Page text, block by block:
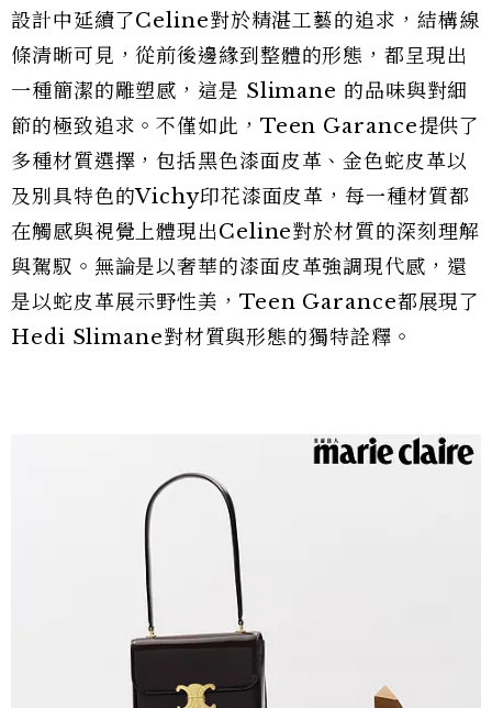
設計中延續了Celine對於精湛工藝的追求，結構線
條清晰可見，從前後邊緣到整體的形態，都呈現出
一種簡潔的雕塑感，這是 Slimane 的品味與對細
節的極致追求。不僅如此，Teen Garance提供了
多種材質選擇，包括黑色漆面皮革、金色蛇皮革以
及別具特色的Vichy印花漆面皮革，每一種材質都
在觸感與視覺上體現出Celine對於材質的深刻理解
與駕馭。無論是以奢華的漆面皮革強調現代感，還
是以蛇皮革展示野性美，Teen Garance都展現了
Hedi Slimane對材質與形態的獨特詮釋。